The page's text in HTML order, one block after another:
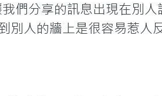
們分享的訊息出現在別
別人的牆上是很容易惹人